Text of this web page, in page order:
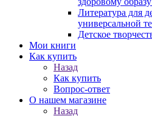
Литература для
универсальной
Детское
Мои книги
Как купить
Назад
Как купить
Вопрос-ответ
О нашем магазине
Назад